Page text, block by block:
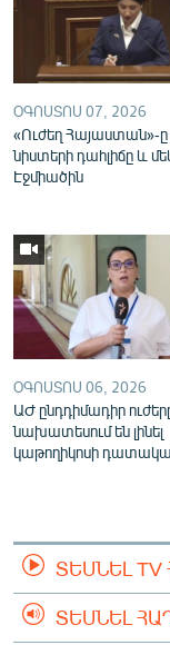
ՕԳՈՍՏՈՍ 07, 2026
«Ուժեղ Հայաստան»-ը
նիստերի դահլիճը և
Էջմիածին
ՕԳՈՍՏՈՍ 06, 2026
ԱԺ ընդդիմադիր
նախատեսում են լինել
կաթողիկոսի
ՏԵՍՆԵԼ
ՏԵՍՆԵԼ